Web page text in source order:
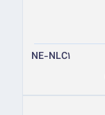
NE-NLC1